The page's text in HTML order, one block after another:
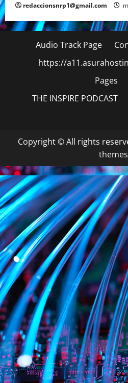
redaccionsnrp1@gmail.com
Audio Track Page
https://
Pages
THE INSPIRE PODCAST
Copyright © All rights